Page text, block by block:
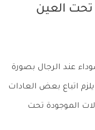
تحت العين
عند الرجال بصورة
اتباع بعض العادات
الموجودة تحت